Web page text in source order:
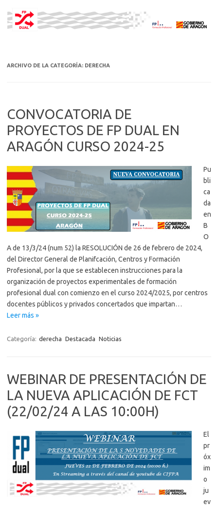
contenido
ARCHIVO DE LA CATEGORÍA: DERECHA
CONVOCATORIA DE
PROYECTOS DE FP DUAL EN
ARAGÓN CURSO 2024-25
Pu
bli
ca
da
en
B
O
A de 13/3/24 (num 52) la RESOLUCIÓN de 26 de febrero de 2024,
del Director General de Planifcación, Centros y Formación
Profesional, por la que se establecen instrucciones para la
organización de proyectos experimentales de formación
profesional dual con comienzo en el curso 2024/2025, por centros
docentes públicos y privados concertados que impartan…
Leer más »
Categoría: derecha Destacada Noticias
WEBINAR DE PRESENTACIÓN DE
LA NUEVA APLICACIÓN DE FCT
(22/02/24 A LAS 10:00H)
El
pr
óx
im
o
ju
ev